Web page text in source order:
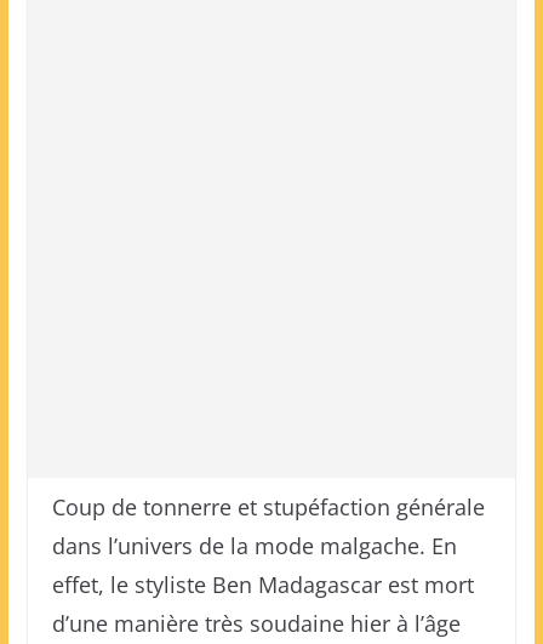
Coup de tonnerre et stupéfaction générale
dans l’univers de la mode malgache. En
effet, le styliste Ben Madagascar est mort
d’une manière très soudaine hier à l’âge